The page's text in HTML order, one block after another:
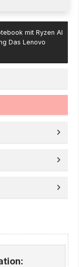
mit Ryzen AI
Das Lenovo